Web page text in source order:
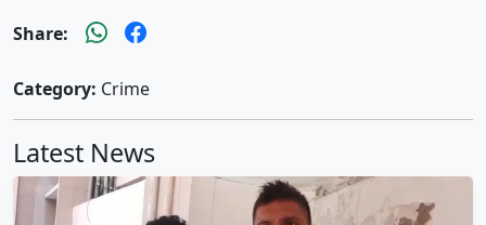
Share:
Category: Crime
Latest News